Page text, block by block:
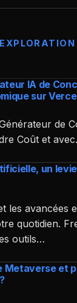
IA de
sur
de
Coût et
un
les avancées
quotidien.
outils…
Metaverse et